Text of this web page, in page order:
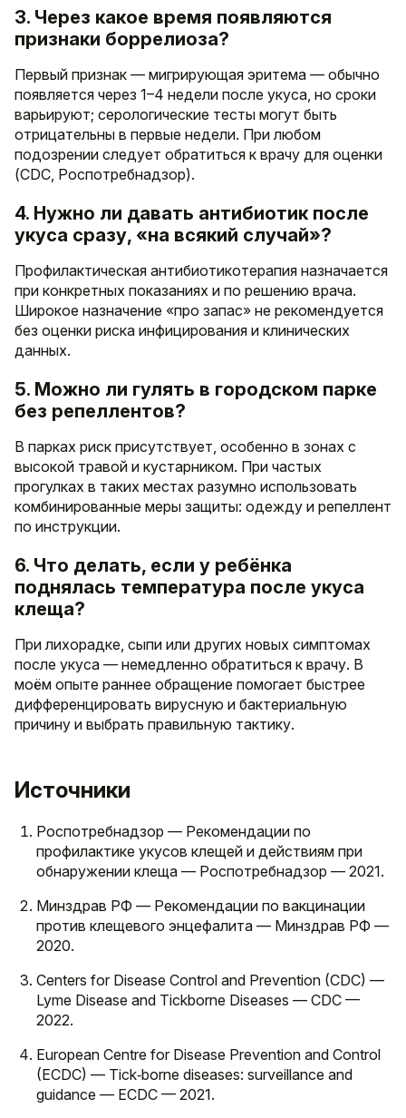
3. Через какое время появляются
признаки боррелиоза?
Первый признак — мигрирующая эритема — обычно
появляется через 1–4 недели после укуса, но сроки
варьируют; серологические тесты могут быть
отрицательны в первые недели. При любом
подозрении следует обратиться к врачу для оценки
(CDC, Роспотребнадзор).
4. Нужно ли давать антибиотик после
укуса сразу, «на всякий случай»?
Профилактическая антибиотикотерапия назначается
при конкретных показаниях и по решению врача.
Широкое назначение «про запас» не рекомендуется
без оценки риска инфицирования и клинических
данных.
5. Можно ли гулять в городском парке
без репеллентов?
В парках риск присутствует, особенно в зонах с
высокой травой и кустарником. При частых
прогулках в таких местах разумно использовать
комбинированные меры защиты: одежду и репеллент
по инструкции.
6. Что делать, если у ребёнка
поднялась температура после укуса
клеща?
При лихорадке, сыпи или других новых симптомах
после укуса — немедленно обратиться к врачу. В
моём опыте раннее обращение помогает быстрее
дифференцировать вирусную и бактериальную
причину и выбрать правильную тактику.
Источники
Роспотребнадзор — Рекомендации по
профилактике укусов клещей и действиям при
обнаружении клеща — Роспотребнадзор — 2021.
Минздрав РФ — Рекомендации по вакцинации
против клещевого энцефалита — Минздрав РФ —
2020.
Centers for Disease Control and Prevention (CDC) —
Lyme Disease and Tickborne Diseases — CDC —
2022.
European Centre for Disease Prevention and Control
(ECDC) — Tick‑borne diseases: surveillance and
guidance — ECDC — 2021.